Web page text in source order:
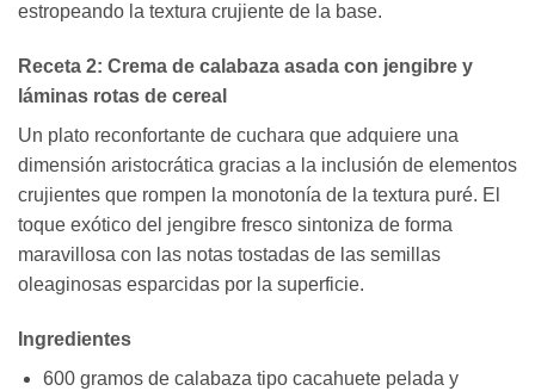
estropeando la textura crujiente de la base.
Receta 2: Crema de calabaza asada con jengibre y
láminas rotas de cereal
Un plato reconfortante de cuchara que adquiere una
dimensión aristocrática gracias a la inclusión de elementos
crujientes que rompen la monotonía de la textura puré. El
toque exótico del jengibre fresco sintoniza de forma
maravillosa con las notas tostadas de las semillas
oleaginosas esparcidas por la superficie.
Ingredientes
600 gramos de calabaza tipo cacahuete pelada y